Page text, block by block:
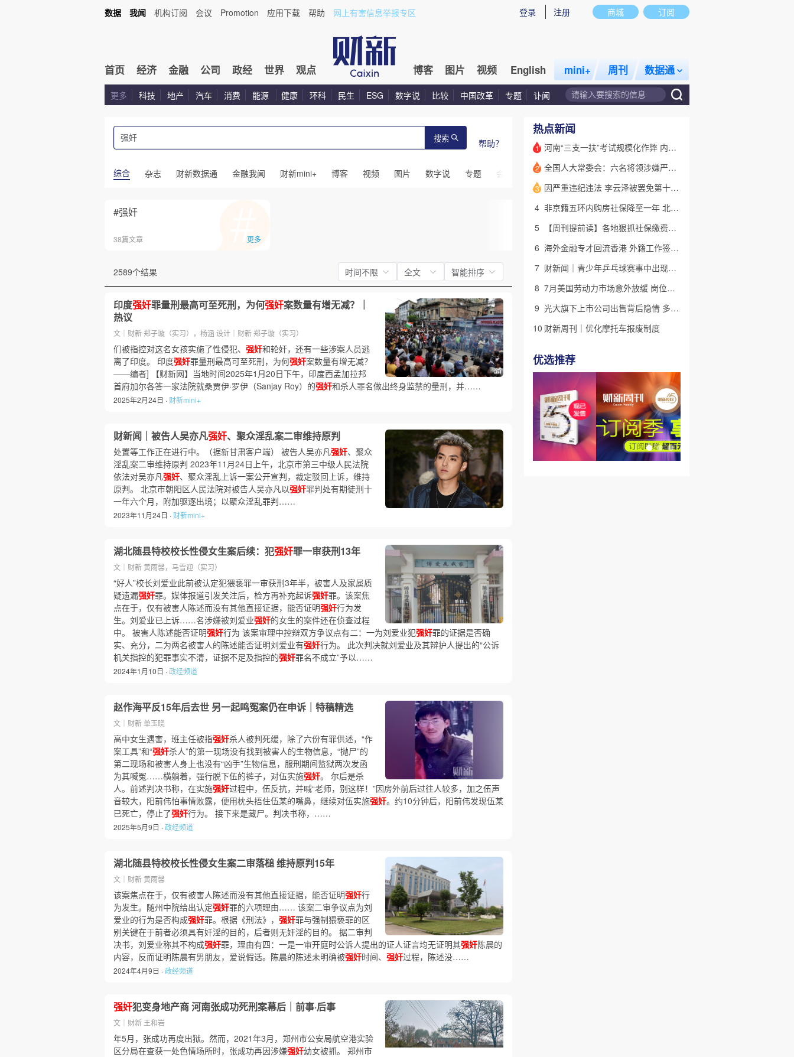
商城 订阅
登录 注册
数据 我闻 机构订阅 会议 Promotion 应用下载 帮助 网上有害信息举报专区
首页 经济 金融 公司 政经 世界 观点 博客 图片 视频 English mini+ 周刊 数据通
更多 科技 地产 汽车 消费 能源 健康 环科 民生 ESG 数字说 比较 中国改革 专题 讣闻
搜索 帮助？
综合 杂志 财新数据通 金融我闻 财新mini+ 博客 视频 图片 数字说 专题 会议 话题 特别呈现 私房课
#强奸
38篇文章 更多
2589个结果 时间不限 全文 智能排序
印度强奸罪量刑最高可至死刑，为何强奸案数量有增无减？｜
热议
文｜财新 郑子璇（实习），杨涵 设计｜财新 郑子璇（实习）
们被指控对这名女孩实施了性侵犯、 强奸和轮奸，还有一些涉案人员逃
离了印度。 印度强奸罪量刑最高可至死刑，为何强奸案数量有增无减？
——编者] 【财新网】当地时间2025年1月20日下午，印度西孟加拉邦
首府加尔各答一家法院就桑贾伊·罗伊（Sanjay Roy）的强奸和杀人罪名做出终身监禁的量刑，并……
2025年2月24日 · 财新mini+
财新闻｜被告人吴亦凡强奸、聚众淫乱案二审维持原判
处置等工作正在进行中。（据新甘肃客户端） 被告人吴亦凡强奸、聚众
淫乱案二审维持原判 2023年11月24日上午，北京市第三中级人民法院
依法对吴亦凡强奸、聚众淫乱上诉一案公开宣判，裁定驳回上诉，维持
原判。 北京市朝阳区人民法院对被告人吴亦凡以强奸罪判处有期徒刑十
一年六个月，附加驱逐出境；以聚众淫乱罪判……
2023年11月24日 · 财新mini+
湖北随县特校校长性侵女生案后续：犯强奸罪一审获刑13年
文｜财新 黄雨馨，马雪迎（实习）
“好人”校长刘爱业此前被认定犯猥亵罪一审获刑3年半，被害人及家属质
疑遗漏强奸罪。媒体报道引发关注后，检方再补充起诉强奸罪。该案焦
点在于，仅有被害人陈述而没有其他直接证据，能否证明强奸行为发
生。刘爱业已上诉……名涉嫌被刘爱业强奸的女生的案件还在侦查过程
中。 被害人陈述能否证明强奸行为 该案审理中控辩双方争议点有二：一为刘爱业犯强奸罪的证据是否确
实、充分，二为两名被害人的陈述能否证明刘爱业有强奸行为。 此次判决就刘爱业及其辩护人提出的“公诉
机关指控的犯罪事实不清，证据不足及指控的强奸罪名不成立”予以……
2024年1月10日 ·政经频道
赵作海平反15年后去世 另一起鸣冤案仍在申诉｜特稿精选
文｜财新 单玉晓
高中女生遇害，班主任被指强奸杀人被判死缓，除了六份有罪供述，“作
案工具”和“强奸杀人”的第一现场没有找到被害人的生物信息，“抛尸”的
第二现场和被害人身上也没有“凶手”生物信息，服刑期间监狱两次发函
为其喊冤……横躺着，强行脱下伍的裤子，对伍实施强奸。 尔后是杀
人。前述判决书称，在实施强奸过程中，伍反抗，并喊“老师，别这样！”因房外前后过往人较多，加之伍声
音较大，阳前伟怕事情败露，便用枕头捂住伍某的嘴鼻，继续对伍实施强奸。约10分钟后，阳前伟发现伍某
已死亡，停止了强奸行为。 接下来是藏尸。判决书称，……
2025年5月9日 ·政经频道
湖北随县特校校长性侵女生案二审落槌 维持原判15年
文｜财新 黄雨馨
该案焦点在于，仅有被害人陈述而没有其他直接证据，能否证明强奸行
为发生。随州中院给出认定强奸罪的六项理由…… 该案二审争议点为刘
爱业的行为是否构成强奸罪。根据《刑法》， 强奸罪与强制猥亵罪的区
别关键在于前者必须具有奸淫的目的，后者则无奸淫的目的。 据二审判
决书，刘爱业称其不构成强奸罪，理由有四：一是一审开庭时公诉人提出的证人证言均无证明其强奸陈晨的
内容，反而证明陈晨有男朋友，爱说假话。陈晨的陈述未明确被强奸时间、 强奸过程，陈述没……
2024年4月9日 ·政经频道
强奸犯变身地产商 河南张成功死刑案幕后｜前事·后事
文｜财新 王和岩
年5月，张成功再度出狱。然而，2021年3月，郑州市公安局航空港实验
区分局在查获一处色情场所时，张成功再因涉嫌强奸幼女被抓。 郑州市
热点新闻
1 河南“三支一扶”考试规模化作弊 内外勾结提前获取试卷
2 全国人大常委会：六名将领涉嫌严重违纪违法 被罢免全国人大代表
3
因严重违纪违法 李云泽被罢免第十四届全国人大代表职务
4
非京籍五环内购房社保降至一年 北京市公积金最高可贷340万元
5
【周刊提前读】各地狠抓社保缴费基数 合规与企业减负如何平衡？
6
海外金融专才回流香港 外籍工作签证翻倍
7
财新闻｜青少年乒乓球赛事中出现严重赛风赛纪问题，乒协发文
8
7月美国劳动力市场意外放缓 岗位减少2.3万个失业率降至4.1%
9
光大旗下上市公司出售背后隐情 多人卷入医疗腐败案被查
10 财新周刊｜优化摩托车报废制度
优选推荐